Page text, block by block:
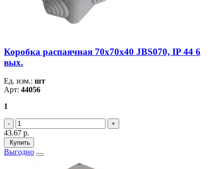
Коробка распаячная 70х70х40 JBS070, IP 44 6
вых.
Ед. изм.: шт
Арт: 44056
1
43.67 р.
Купить
Выгодно